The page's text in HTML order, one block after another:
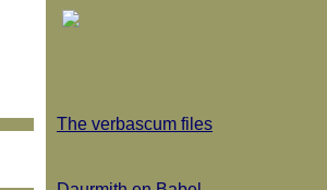
The verbascum files